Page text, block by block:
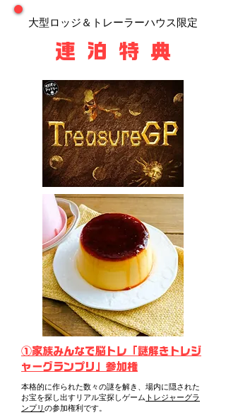
​大型ロッジ＆トレーラーハウス限定
連 泊 特 典
①家族みんなで脳トレ「謎解きトレジ
ャーグランプリ」参加権
本格的に作られた数々の謎を解き、場内に隠された
お宝を探し出すリアル宝探しゲーム トレジャーグラ
ンプリ の参加権利です。